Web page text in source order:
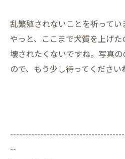
乱繁殖されないことを祈ってい
やっと、ここまで犬質を上げた
壊されたくないですね。写真
ので、もう少し待ってください
--